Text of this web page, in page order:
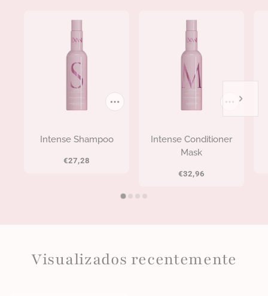
Intense Shampoo
€27,28
Intense Conditioner
Mask
€32,96
Visualizados recentemente